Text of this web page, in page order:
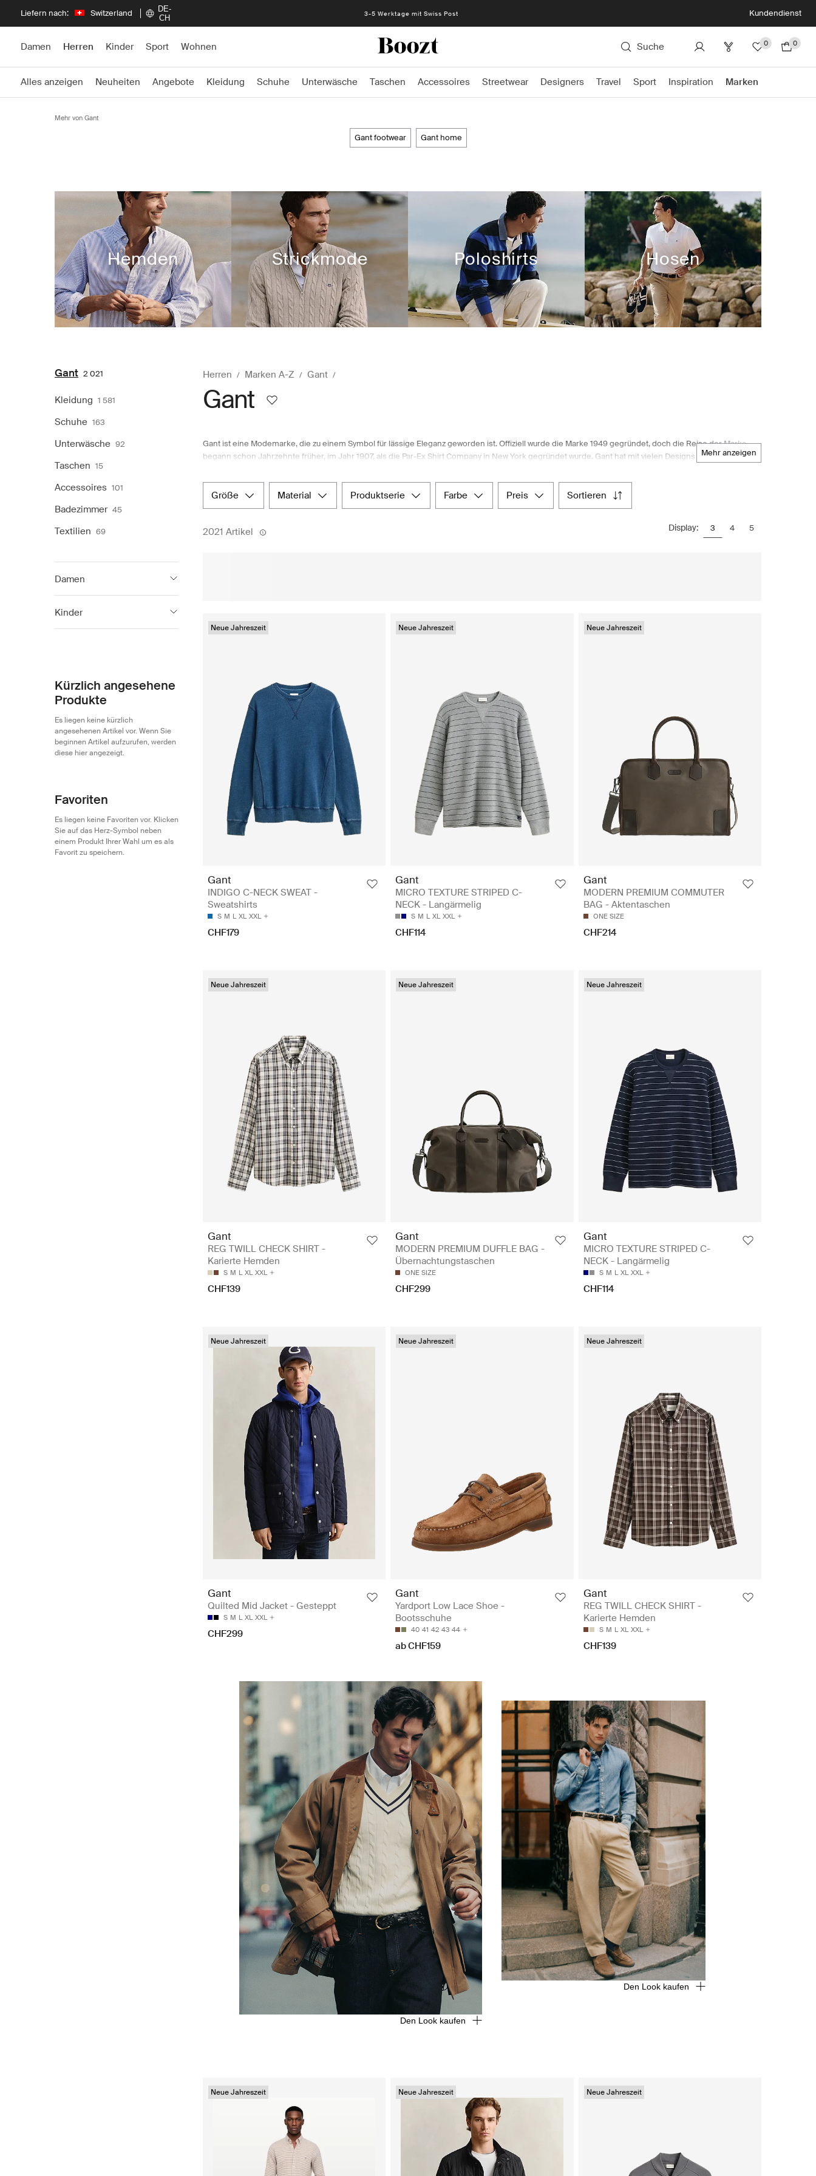
Liefern nach: Switzerland
DE-
CH
Kostenlose Rückgabe 30 Tage Kundendienst
Damen Herren Kinder Sport Wohnen Suche 0 0
Alles anzeigen Neuheiten Angebote Kleidung Schuhe Unterwäsche Taschen Accessoires Streetwear Designers Travel Sport Inspiration Marken
Mehr von Gant
gant footwear gant home
Hemden Strickmode Poloshirts Hosen
Gant 2 021
Kleidung 1 581
Schuhe 163
Unterwäsche 92
Taschen 15
Accessoires 101
Badezimmer 45
Textilien 69
Damen
Gant
Gant Footwear 184
Kinder
Kürzlich angesehene
Produkte
Es liegen keine kürzlich
angesehenen Artikel vor. Wenn Sie
beginnen Artikel aufzurufen, werden
diese hier angezeigt.
Favoriten
Es liegen keine Favoriten vor. Klicken
Sie auf das Herz-Symbol neben
einem Produkt Ihrer Wahl um es als
Favorit zu speichern.
Herren Marken A-Z Gant
Gant
mehr anzeigen
Gant ist eine Modemarke, die zu einem Symbol für lässige Eleganz geworden ist. Offiziell wurde die Marke 1949 gegründet, doch die Reise der Marke
begann schon Jahrzehnte früher, im Jahr 1907, als die Par-Ex Shirt Company in New York gegründet wurde. Gant hat mit vielen Designs auf sich
Hemd und die Sportbekleidungsprojekte der 1970er Jahre markieren entscheidende Momente in der Entwicklung der Marke. Heute umfassen die
Herrenkollektionen von Gant alle Basics, von modischen Strickwaren, Hemden und Chinos bis hin zu bequemem Schuhwerk. Boozt.com, das führende
nordische Modekaufhaus, bietet eine große Auswahl an speziell zusammengestellten Kleidungsstücken, darunter auch Gant-Herrenmodelle. Wenn Sie
größe material produktserie farbe preis sortieren
2021 Artikel Display: 3 4 5
Neue Jahreszeit
Gant
INDIGO C-NECK SWEAT -
Sweatshirts
S M L XL XXL
CHF179
Neue Jahreszeit
Gant
MICRO TEXTURE STRIPED C-
NECK - Langärmelig
S M L XL XXL
CHF114
Neue Jahreszeit
Gant
MODERN PREMIUM COMMUTER
BAG - Aktentaschen
ONE SIZE
CHF214
Neue Jahreszeit
Gant
REG TWILL CHECK SHIRT -
Karierte Hemden
S M L XL XXL
CHF139
Neue Jahreszeit
Gant
MODERN PREMIUM DUFFLE BAG -
Übernachtungstaschen
ONE SIZE
CHF299
Neue Jahreszeit
Gant
MICRO TEXTURE STRIPED C-
NECK - Langärmelig
S M L XL XXL
CHF114
Neue Jahreszeit
Gant
Quilted Mid Jacket - Gesteppt
S M L XL XXL
CHF299
Neue Jahreszeit
Gant
Yardport Low Lace Shoe -
Bootsschuhe
40 41 42 43 44
ab CHF159
Neue Jahreszeit
Gant
REG TWILL CHECK SHIRT -
Karierte Hemden
S M L XL XXL
CHF139
Neue Jahreszeit Neue Jahreszeit Neue Jahreszeit
Den Look kaufen
Den Look kaufen